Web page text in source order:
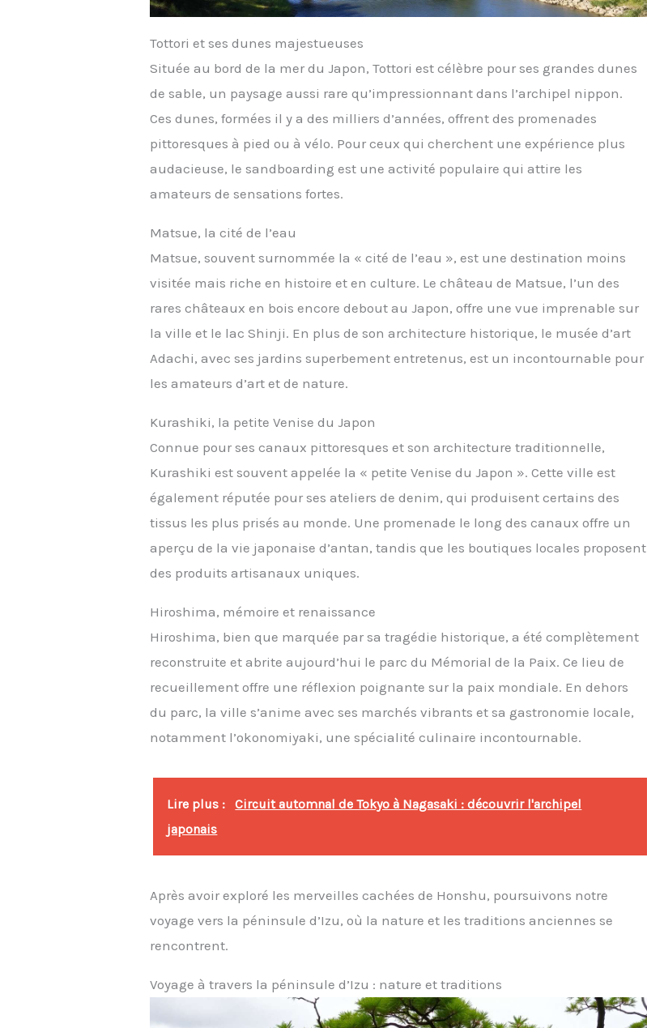
Tottori et ses dunes majestueuses
Située au bord de la mer du Japon, Tottori est célèbre pour ses grandes dunes
de sable, un paysage aussi rare qu’impressionnant dans l’archipel nippon.
Ces dunes, formées il y a des milliers d’années, offrent des promenades
pittoresques à pied ou à vélo. Pour ceux qui cherchent une expérience plus
audacieuse, le sandboarding est une activité populaire qui attire les
amateurs de sensations fortes.
Matsue, la cité de l’eau
Matsue, souvent surnommée la « cité de l’eau », est une destination moins
visitée mais riche en histoire et en culture. Le château de Matsue, l’un des
rares châteaux en bois encore debout au Japon, offre une vue imprenable sur
la ville et le lac Shinji. En plus de son architecture historique, le musée d’art
Adachi, avec ses jardins superbement entretenus, est un incontournable pour
les amateurs d’art et de nature.
Kurashiki, la petite Venise du Japon
Connue pour ses canaux pittoresques et son architecture traditionnelle,
Kurashiki est souvent appelée la « petite Venise du Japon ». Cette ville est
également réputée pour ses ateliers de denim, qui produisent certains des
tissus les plus prisés au monde. Une promenade le long des canaux offre un
aperçu de la vie japonaise d’antan, tandis que les boutiques locales proposent
des produits artisanaux uniques.
Hiroshima, mémoire et renaissance
Hiroshima, bien que marquée par sa tragédie historique, a été complètement
reconstruite et abrite aujourd’hui le parc du Mémorial de la Paix. Ce lieu de
recueillement offre une réflexion poignante sur la paix mondiale. En dehors
du parc, la ville s’anime avec ses marchés vibrants et sa gastronomie locale,
notamment l’okonomiyaki, une spécialité culinaire incontournable.
Lire plus :
Circuit automnal de Tokyo à Nagasaki : découvrir l'archipel
japonais
Après avoir exploré les merveilles cachées de Honshu, poursuivons notre
voyage vers la péninsule d’Izu, où la nature et les traditions anciennes se
rencontrent.
Voyage à travers la péninsule d’Izu : nature et traditions